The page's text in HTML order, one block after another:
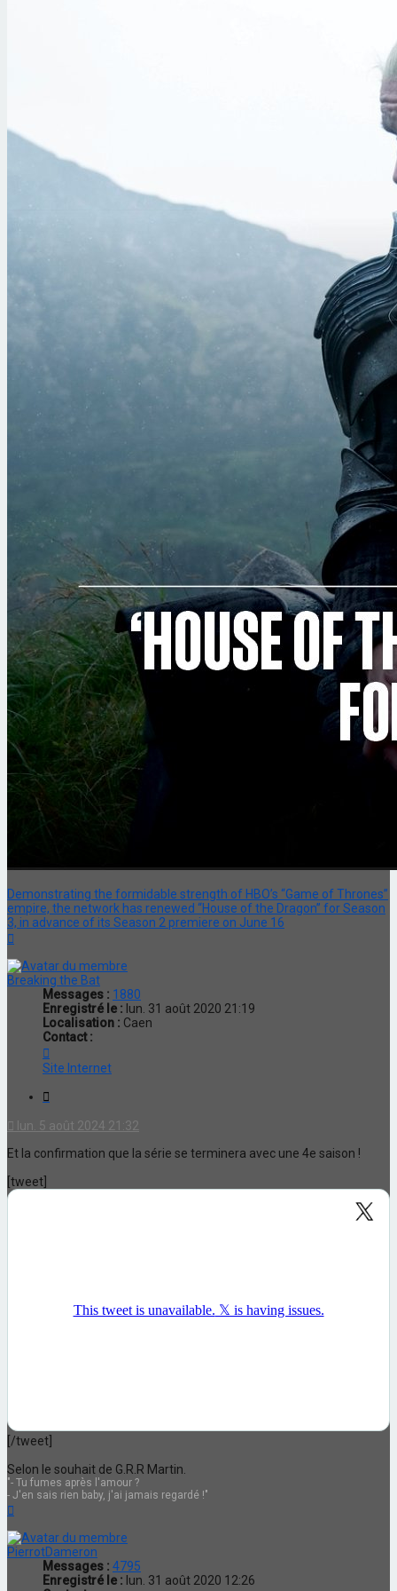
Demonstrating the formidable strength of HBO’s “Game of Thrones”
empire, the network has renewed “House of the Dragon” for Season
3, in advance of its Season 2 premiere on June 16
Breaking the Bat
Messages : 1880
Enregistré le : lun. 31 août 2020 21:19
Localisation : Caen
Contact :
Breaking
the
Site Internet
lun. 5 août 2024 21:32
Et la confirmation que la série se terminera avec une 4e saison !
[tweet]
[/tweet]
Selon le souhait de G.R.R Martin.
"- Tu fumes après l'amour ?
- J'en sais rien baby, j'ai jamais regardé !"
PierrotDameron
Messages : 4795
Enregistré le : lun. 31 août 2020 12:26